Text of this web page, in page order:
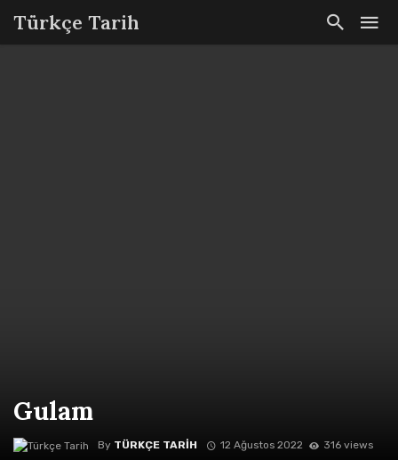
Türkçe Tarih
Gulam
By TÜRKÇE TARIH 12 Ağustos 2022 316 views